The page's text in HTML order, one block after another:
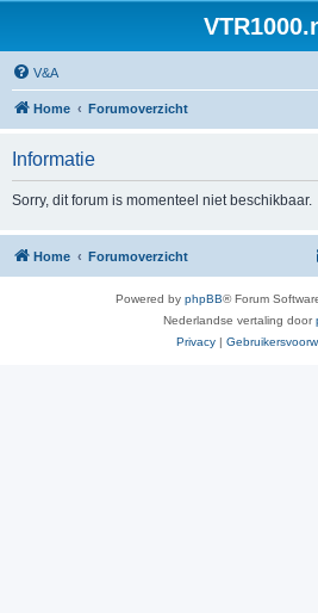
V&A
Home Forumoverzicht
Informatie
Sorry, dit forum is momenteel niet beschikbaar.
Home Forumoverzicht
Powered by phpBB® Forum
Nederlandse vertaling door
Privacy |